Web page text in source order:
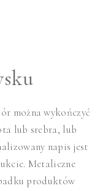
można wykończyć
lub srebra, lub
napis jest
Metaliczne
produktów